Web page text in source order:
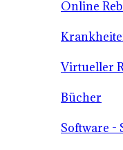
Online
Virtueller
Bücher
Software -